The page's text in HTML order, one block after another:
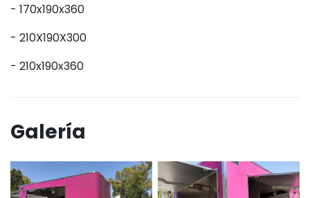
- 170x190x360
- 210X190X300
- 210x190x360
Galería